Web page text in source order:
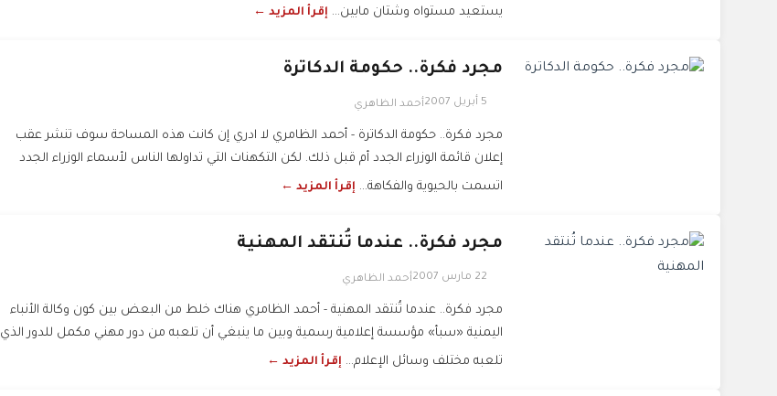
يستعيد مستواه وشتان مابين... إقرأ المزيد ←
مجرد فكرة.. حكومة الدكاترة
5 أبريل 2007 أحمد الظاهري
مجرد فكرة.. حكومة الدكاترة - أحمد الظامري لا ادري إن كانت هذه المساحة سوف تنشر عقب
إعلان قائمة الوزراء الجدد أم قبل ذلك. لكن التكهنات التي تداولها الناس لأسماء الوزراء الجدد
اتسمت بالحيوية والفكاهة... إقرأ المزيد ←
مجرد فكرة.. عندما تُنتقد المهنية
22 مارس 2007 أحمد الظاهري
مجرد فكرة.. عندما تُنتقد المهنية - أحمد الظامري هناك خلط من البعض بين كون وكالة الأنباء
اليمنية «سبأ» مؤسسة إعلامية رسمية وبين ما ينبغي أن تلعبه من دور مهني مكمل للدور الذي
تلعبه مختلف وسائل الإعلام... إقرأ المزيد ←